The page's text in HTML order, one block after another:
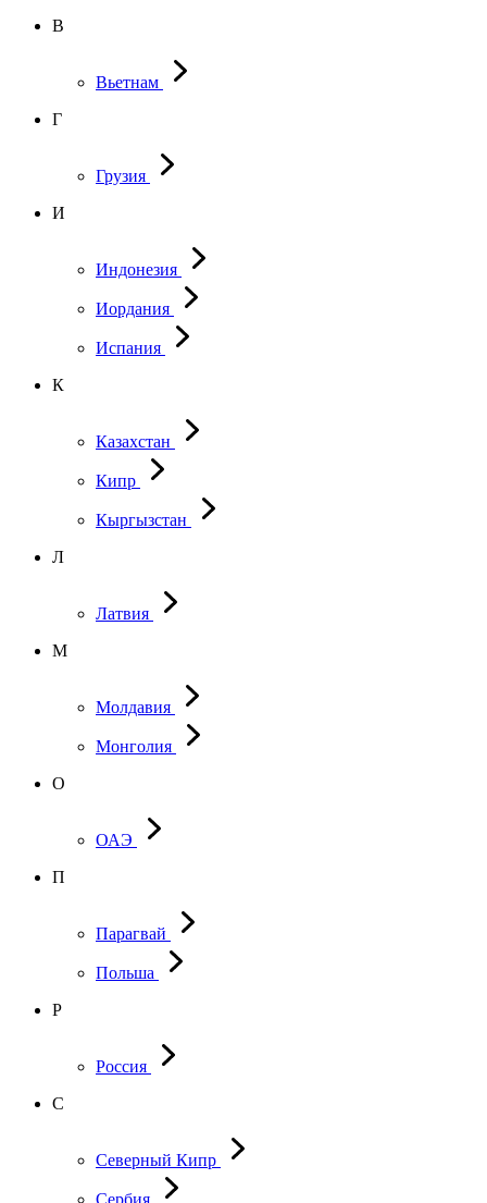
В
Вьетнам
Г
Грузия
И
Индонезия
Иордания
Испания
К
Казахстан
Кипр
Кыргызстан
Л
Латвия
М
Молдавия
Монголия
О
ОАЭ
П
Парагвай
Польша
Р
Россия
С
Северный Кипр